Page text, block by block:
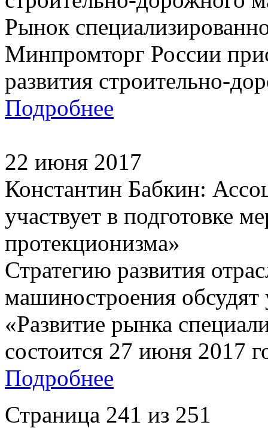
Рынок
Минпромторг России
развития строительно-
Подробнее
22 июня 2017
Константин Бабкин:
участвует в подготовке
протекционизма»
Стратегию развития
машиностроения
«Развитие рынка
состоится 27 июня 2017
Подробнее
Страница 241 из 251